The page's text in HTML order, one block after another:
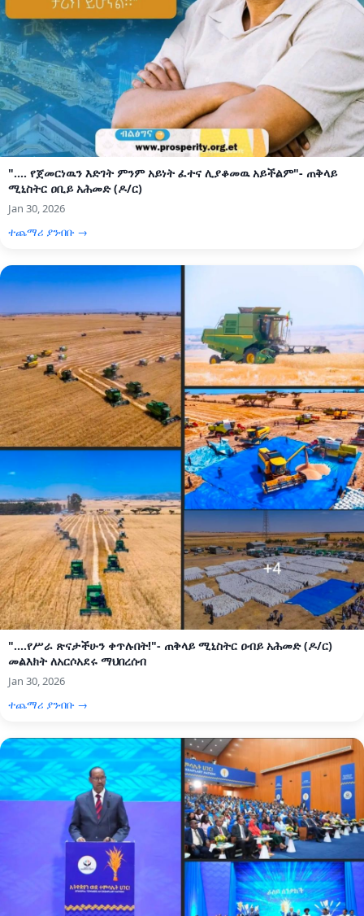
".... የጀመርነዉን እድገት ምንም አይነት ፈተና ሊያቆመዉ አይችልም"- ጠቅላይ
ሚኒስትር ዐቢይ አሕመድ (ዶ/ር)
Jan 30, 2026
ተጨማሪ ያንብቡ →
"....የሥራ ጽናታችሁን ቀጥሉበት!"- ጠቅላይ ሚኒስትር ዐብይ አሕመድ (ዶ/ር)
መልእክት ለአርሶአደሩ ማህበረሰብ
Jan 30, 2026
ተጨማሪ ያንብቡ →